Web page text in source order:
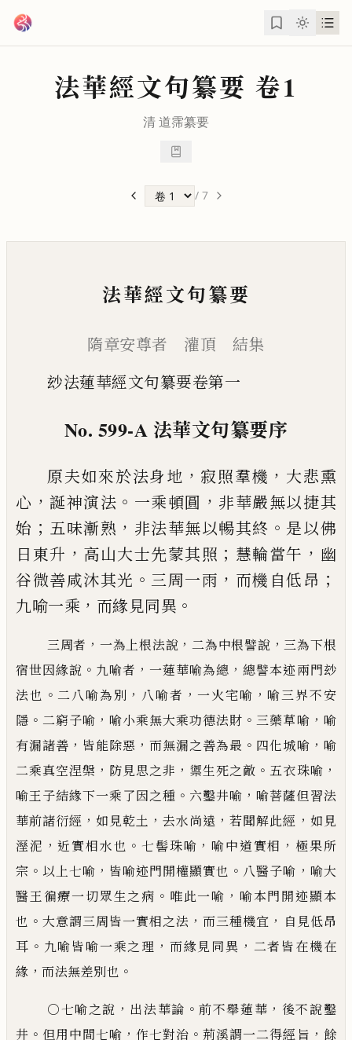
法華經文句纂要 卷1
清道霈纂要
/ 7
法華經文句纂要
隋章安尊者 灌頂 結集
玅法蓮華經文句纂要卷第一
No. 599-A 法華文句纂要序
原夫如來於法身地 ， 寂照羣機 ， 大悲熏
心 ，誕神演法 。 一乘頓圓 ， 非華嚴無以捷其
始 ； 五味漸熟 ， 非法華無以暢其終 。 是以佛
日東升 ， 高山大士先蒙其照 ； 慧輪當午 ， 幽
谷微善咸沐其光 。 三周一雨 ， 而機自低昂 ；
九喻一乘 ， 而緣見同異 。
三周者 ， 一為上根法說 ， 二為中根譬說 ，三為下根
宿世因緣說 。 九喻者 ， 一蓮華喻為總 ， 總譬本迹兩門玅
法也 。 二八喻為別 ， 八喻者 ， 一火宅喻 ，喻三界不安
隱 。 二窮子喻 ，喻小乘無大乘功德法財 。三藥草喻 ， 喻
有漏諸善 ， 皆能除惡 ，而無漏之善為最 。 四化城喻 ， 喻
二乘真空涅槃 ， 防見思之非 ， 禦生死之敵 。五衣珠喻 ，
喻王子結緣下一乘了因之種 。 六鑿井喻 ，喻菩薩但習法
華前諸衍經 ，如見乾土 ，去水尚遠 ，若聞解此經 ， 如見
溼泥 ，近實相水也 。 七髻珠喻 ，喻中道實相 ， 極果所
宗 。 以上七喻 ， 皆喻迹門開權顯實也 。 八醫子喻 ， 喻大
醫王徧療一切眾生之病 。 唯此一喻 ， 喻本門開迹顯本
也 。大意謂三周皆一實相之法 ，而三種機宜 ， 自見低昂
耳 。 九喻皆喻一乘之理 ， 而緣見同異 ， 二者皆在機在
緣 ， 而法無差別也 。
○七喻之說 ， 出法華論 。前不舉蓮華 ， 後不說鑿
井 。 但用中間七喻 ，作七對治 。荊溪謂一二得經旨 ， 餘